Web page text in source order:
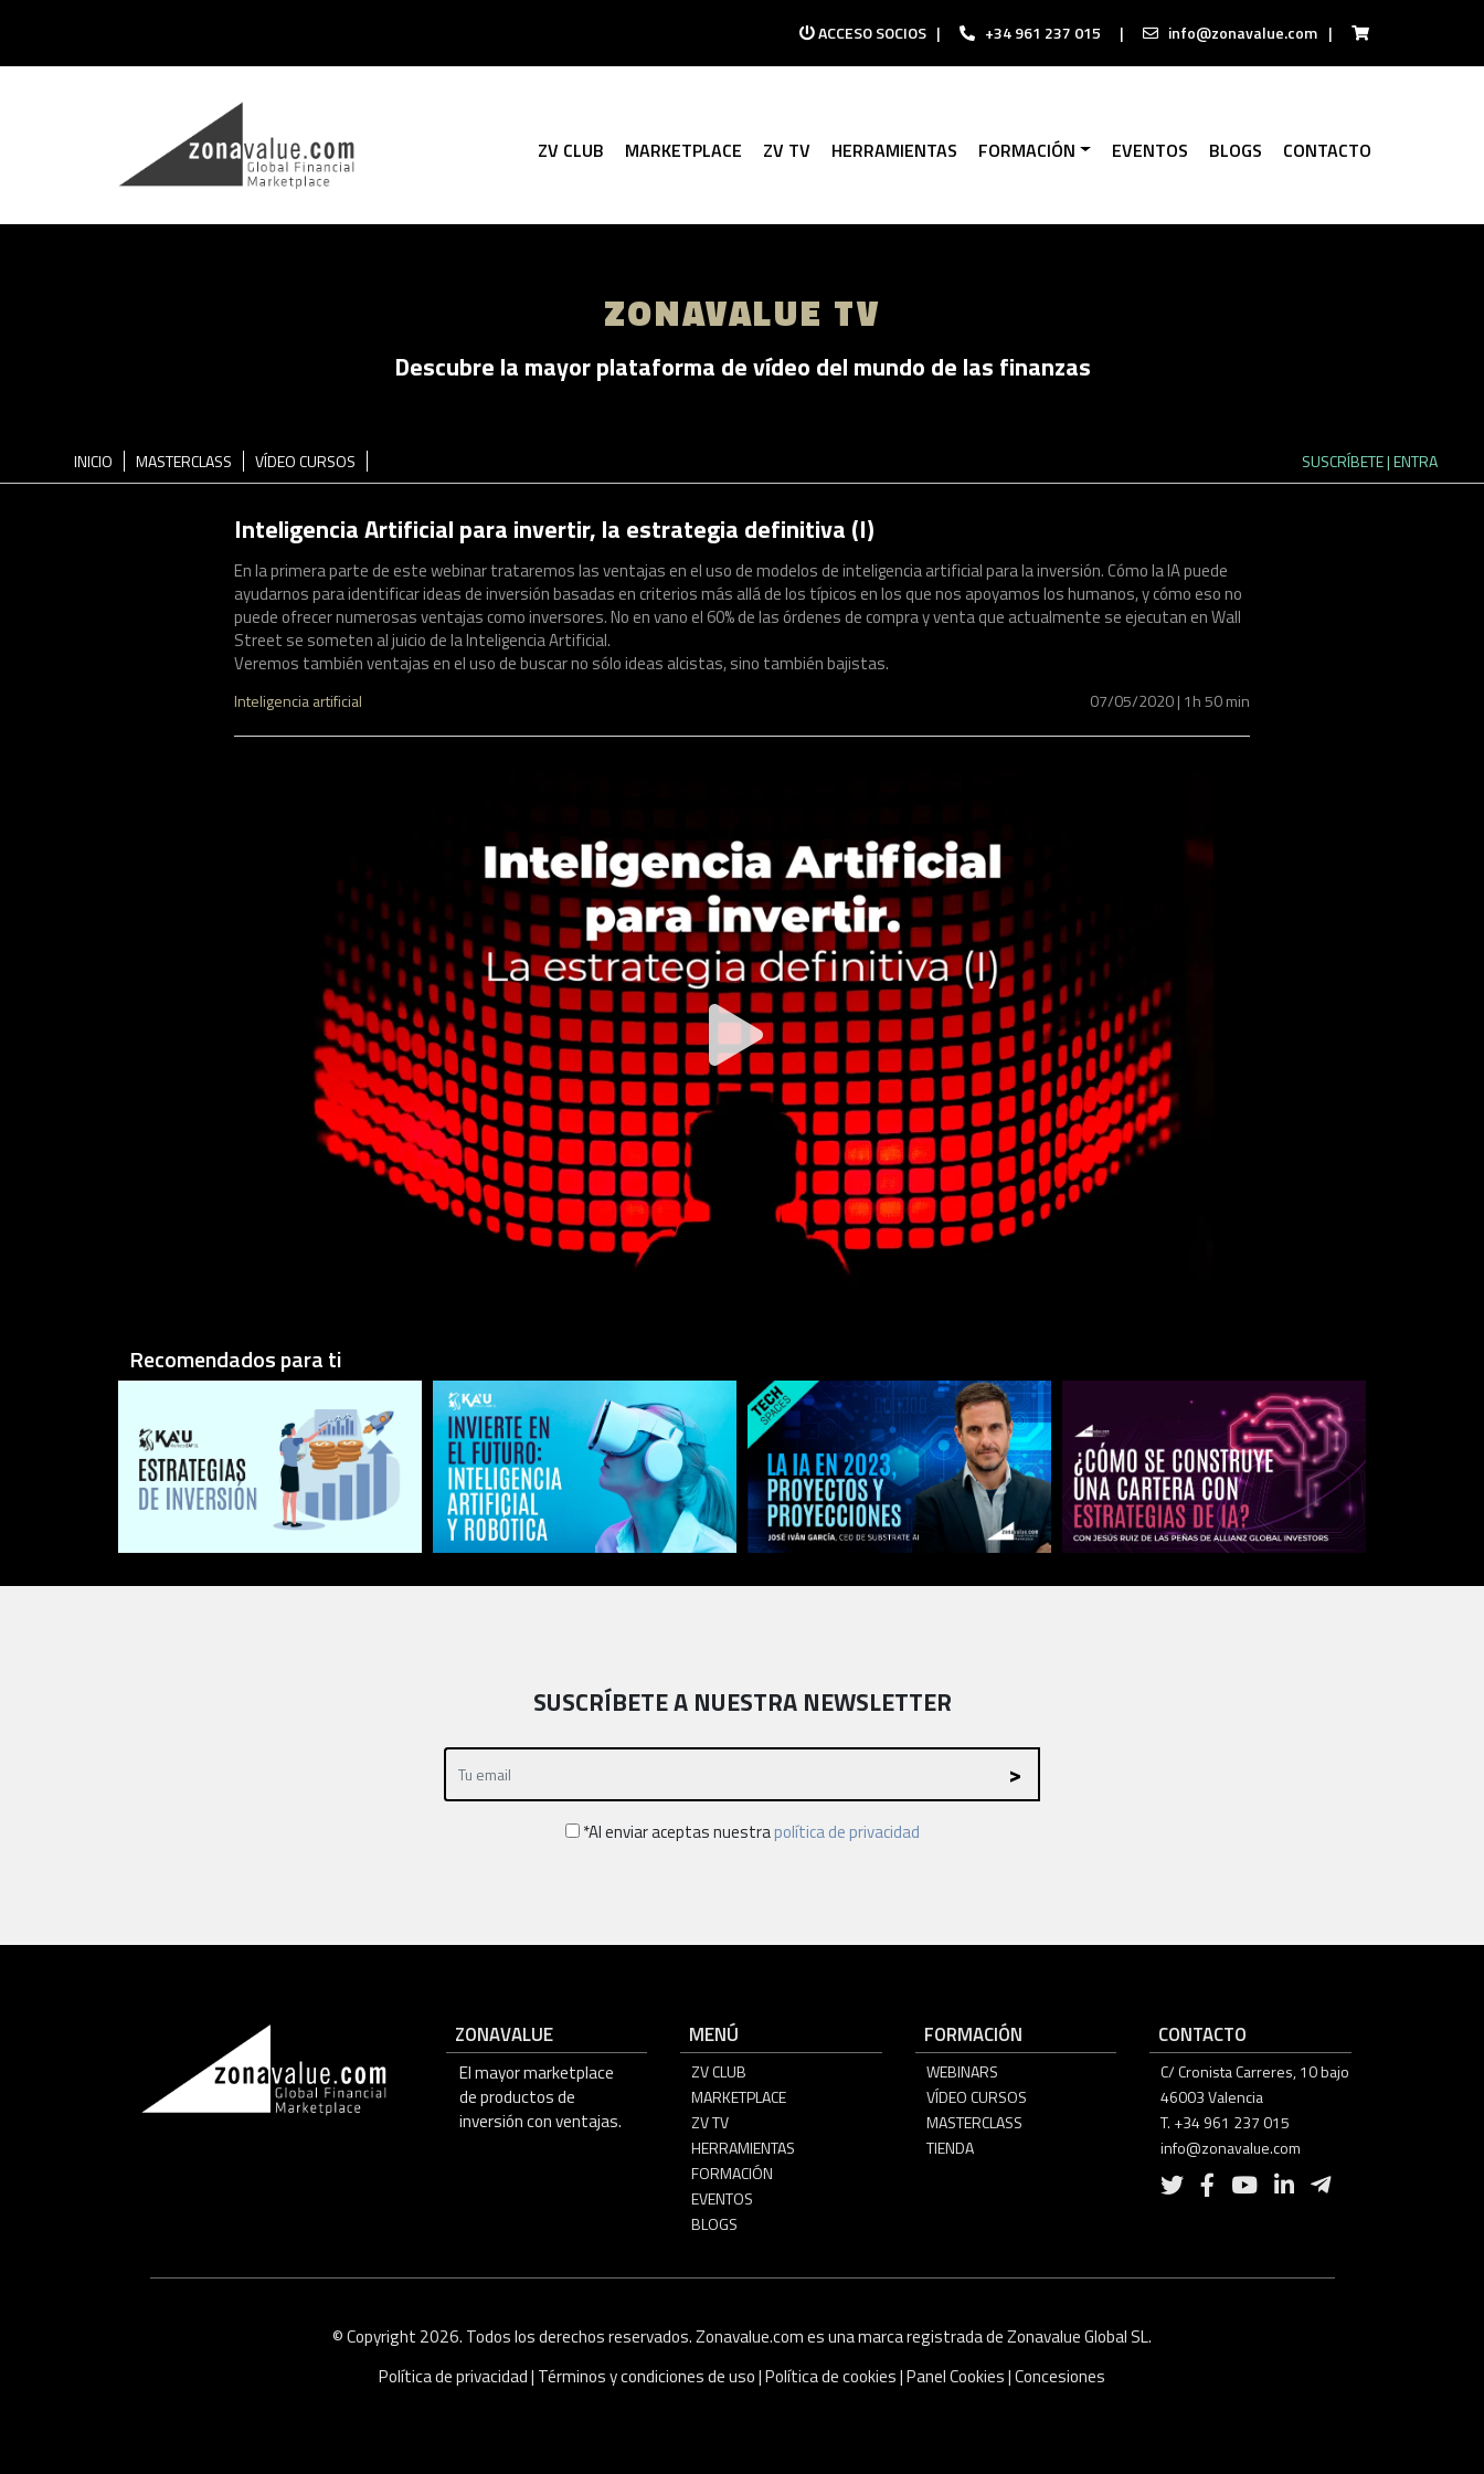
ACCESO SOCIOS | +34 961 237 015 | info@zonavalue.com |
ZV CLUB MARKETPLACE ZV TV HERRAMIENTAS FORMACIÓN EVENTOS BLOGS CONTACTO
ZONAVALUE TV
Descubre la mayor plataforma de vídeo del mundo de las finanzas
INICIO MASTERCLASS VÍDEO CURSOS SUSCRÍBETE| ENTRA
Inteligencia Artificial para invertir, la estrategia definitiva (I)
En la primera parte de este webinar trataremos las ventajas en el uso de modelos de inteligencia artificial para la inversión. Cómo la IA puede
ayudarnos para identificar ideas de inversión basadas en criterios más allá de los típicos en los que nos apoyamos los humanos, y cómo eso no
puede ofrecer numerosas ventajas como inversores. No en vano el 60% de las órdenes de compra y venta que actualmente se ejecutan en Wall
Street se someten al juicio de la Inteligencia Artificial.
Veremos también ventajas en el uso de buscar no sólo ideas alcistas, sino también bajistas.
Inteligencia artificial 07/05/2020 | 1h 50 min
Recomendados para ti
SUSCRÍBETE A NUESTRA NEWSLETTER
*Al enviar aceptas nuestrapolítica de privacidad
ZONAVALUE
El mayor marketplace
de productos de
inversión con ventajas.
MENÚ
ZV CLUB
MARKETPLACE
ZV TV
HERRAMIENTAS
FORMACIÓN
EVENTOS
BLOGS
FORMACIÓN
WEBINARS
VÍDEO CURSOS
MASTERCLASS
TIENDA
CONTACTO
C/ Cronista Carreres, 10 bajo
46003 Valencia
T. +34 961 237 015
info@zonavalue.com
© Copyright 2026. Todos los derechos reservados. Zonavalue.com es una marca registrada de Zonavalue Global SL.
Política de privacidad| Términos y condiciones de uso|Política de cookies|Panel Cookies|Concesiones